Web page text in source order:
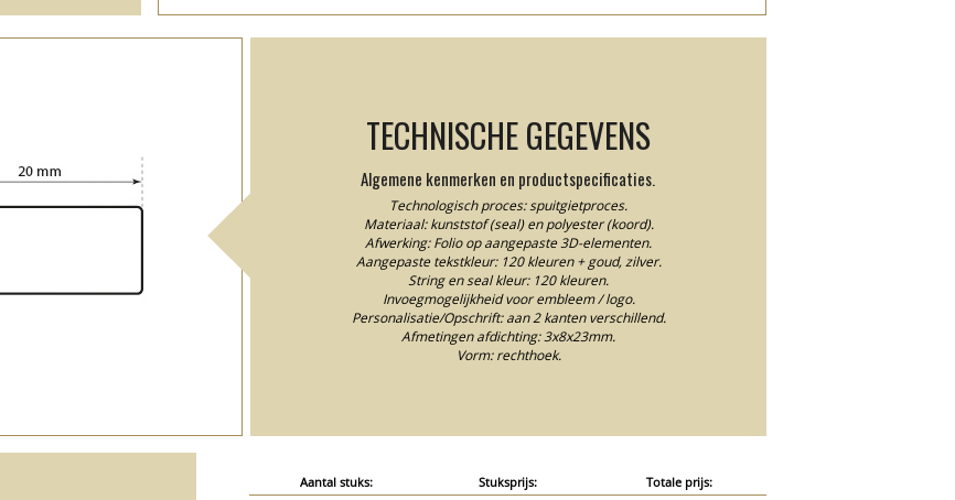
TECHNISCHE GEGEVENS
Algemene kenmerken en productspecificaties.
Technologisch proces: spuitgietproces.
Materiaal: kunststof (seal) en polyester (koord).
Afwerking: Folio op aangepaste 3D-elementen.
Aangepaste tekstkleur: 120 kleuren + goud, zilver.
String en seal kleur: 120 kleuren.
Invoegmogelijkheid voor embleem / logo.
Personalisatie/Opschrift: aan 2 kanten verschillend.
Afmetingen afdichting: 3x8x23mm.
Vorm: rechthoek.
Aantal stuks: Stuksprijs:
Totale prijs: